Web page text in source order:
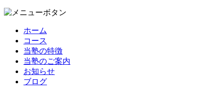
ホーム
コース
当塾の特徴
当塾のご案内
お知らせ
ブログ